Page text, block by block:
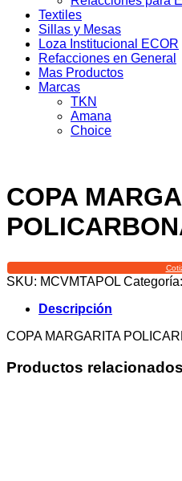
Textiles
Sillas y Mesas
Loza Institucional ECOR
Refacciones en General
Mas Productos
Marcas
TKN
Amana
Choice
COPA
SKU: MCVMTAPOL Categoría:
Descripción
COPA MARGARITA
Productos relacionados